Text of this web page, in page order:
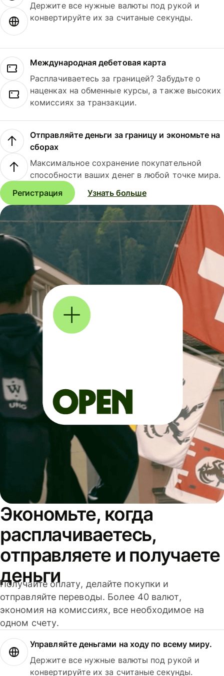
Держите все нужные валюты под рукой и
конвертируйте их за считаные секунды.
Международная дебетовая карта
Расплачиваетесь за границей? Забудьте о
наценках на обменные курсы, а также высоких
комиссиях за транзакции.
Отправляйте деньги за границу и экономьте на
сборах
Максимальное сохранение покупательной
способности ваших денег в любой точке мира.
Регистрация
Узнать больше
Экономьте, когда
расплачиваетесь,
отправляете и получаете
деньги
Получайте оплату, делайте покупки и
отправляйте переводы. Более 40 валют,
экономия на комиссиях, все необходимое на
одном счету.
Управляйте деньгами на ходу по всему миру.
Держите все нужные валюты под рукой и
конвертируйте их за считаные секунды.